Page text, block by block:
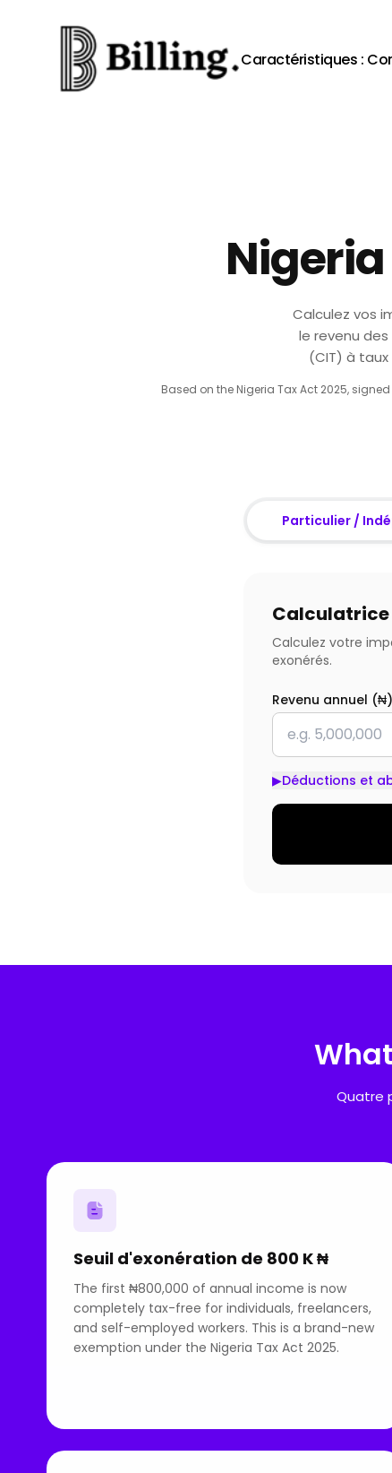
Caractéristiques :
Nigeria
Calculez vos
le revenu
(CIT) à
Based on the Nigeria Tax Act 2025,
Particulier /
Calculatrice
Calculez votre
exonérés.
Revenu annuel (₦)
▶Déductions et
Quatre
Seuil d'exonération de 800 K ₦
The first ₦800,000 of annual income is now
completely tax-free for individuals, freelancers,
and self-employed workers. This is a brand-new
exemption under the Nigeria Tax Act 2025.